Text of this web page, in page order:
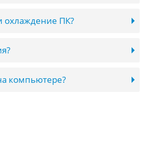
охлаждение ПК?
компьютере?